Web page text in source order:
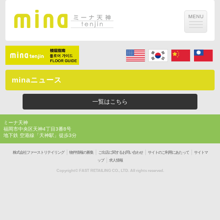
minaニュース
一覧はこちら
ミーナ天神
福岡市中央区天神4丁目3番8号
地下鉄 空港線「天神駅」徒歩3分
株式会社ファーストリテイリング｜ 物件情報の募集｜ ご出店に関するお問い合わせ｜ サイトのご利用にあたって｜
サイトマ
ップ｜ 求人情報
Copyright© FAST RETAILING CO., LTD. All rights reserved.